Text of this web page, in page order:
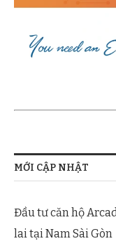
MỚI CẬP NHẬT
Đầu tư căn hộ
lai tại Nam Sài Gòn